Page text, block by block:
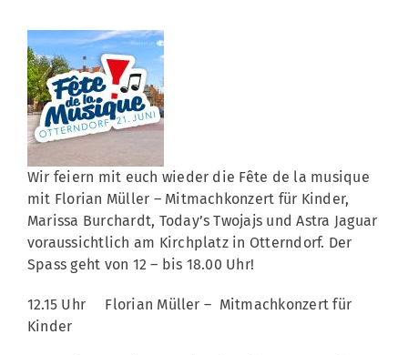
Wir feiern mit euch wieder die Fête de la musique
mit Florian Müller – Mitmachkonzert für Kinder,
Marissa Burchardt, Today’s Twojajs und Astra Jaguar
voraussichtlich am Kirchplatz in Otterndorf. Der
Spass geht von 12 – bis 18.00 Uhr!
12.15 Uhr Florian Müller – Mitmachkonzert für
Kinder